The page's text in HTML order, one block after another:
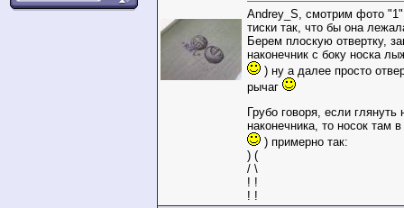
Andrey_S, смотрим фото
тиски так, что бы она
Берем плоскую отвертку,
наконечник с боку носка
) ну а далее просто
рычаг
Грубо говоря, если
наконечника, то носок там
) примерно так:
) (
/ \
! !
! !